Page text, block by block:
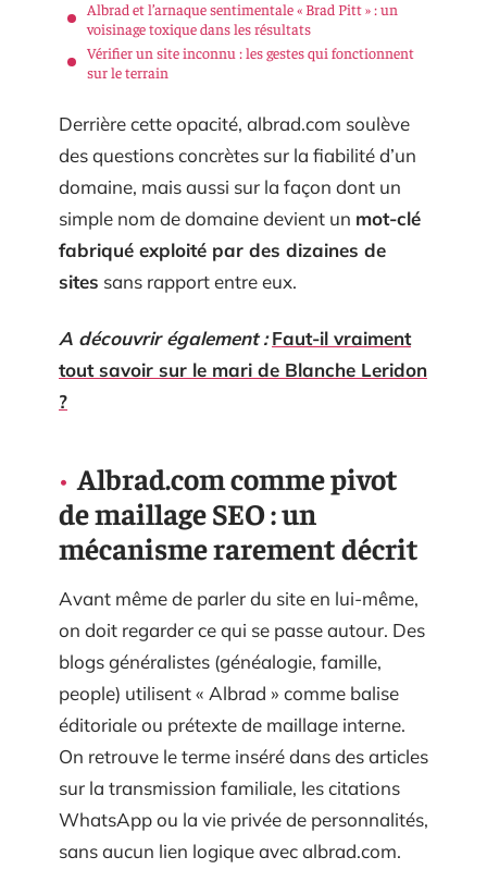
Albrad et l’arnaque sentimentale « Brad Pitt » : un
voisinage toxique dans les résultats
Vérifier un site inconnu : les gestes qui fonctionnent
sur le terrain
Derrière cette opacité, albrad.com soulève
des questions concrètes sur la fiabilité d’un
domaine, mais aussi sur la façon dont un
simple nom de domaine devient un mot-clé
fabriqué exploité par des dizaines de
sites sans rapport entre eux.
A découvrir également : Faut-il vraiment
tout savoir sur le mari de Blanche Leridon
?
Albrad.com comme pivot
de maillage SEO : un
mécanisme rarement décrit
Avant même de parler du site en lui-même,
on doit regarder ce qui se passe autour. Des
blogs généralistes (généalogie, famille,
people) utilisent « Albrad » comme balise
éditoriale ou prétexte de maillage interne.
On retrouve le terme inséré dans des articles
sur la transmission familiale, les citations
WhatsApp ou la vie privée de personnalités,
sans aucun lien logique avec albrad.com.